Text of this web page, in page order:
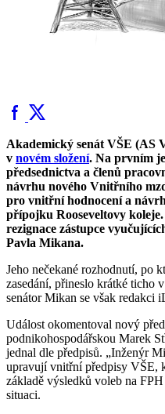
Akademický senát VŠE (AS
v novém složení. Na prvním
předsednictva a členů
návrhu nového Vnitřního
pro vnitřní hodnocení a
přípojku Rooseveltovy
rezignace zástupce
Pavla Mikana.
Jeho nečekané rozhodnutí, po
zasedání, přineslo krátké ticho
senátor Mikan se však redakci
Událost okomentoval nový
podnikohospodářskou Marek
jednal dle předpisů. „Inženýr
upravují vnitřní předpisy VŠE,
základě výsledků voleb na
situaci.